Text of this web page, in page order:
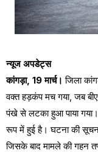
न्यूज अपडेट्स
कांगड़ा, 19 मार्च।जिला
वक्त हड़कंप मच गया, जब
पंखे से लटका हुआ पाया गया।
रूप में हुई है। घटना की
जिसके बाद मामले की गहन